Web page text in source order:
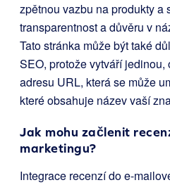
zpětnou vazbu na produkty a
transparentnost a důvěru v
Tato stránka může být také
SEO, protože vytváří jedinou,
adresu URL, která se může
které obsahuje název vaší
Jak mohu začlenit
marketingu?
Integrace recenzí do e-